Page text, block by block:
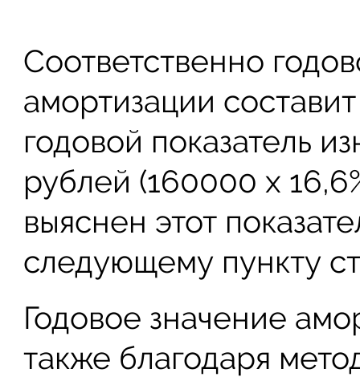
Соответственно
амортизации
годовой показатель
рублей (160000 х
выяснен этот
следующему пункту
Годовое значение
также благодаря